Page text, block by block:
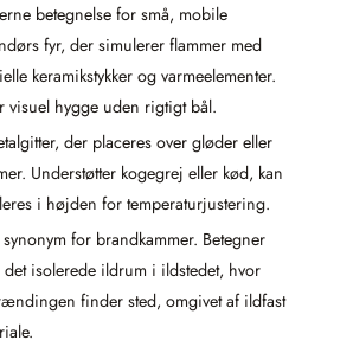
betegnelse for små, mobile
fyr, der simulerer flammer med
keramikstykker og varmeelementer.
visuel hygge uden rigtigt bål.
der placeres over gløder eller
Understøtter kogegrej eller kød, kan
i højden for temperaturjustering.
for brandkammer. Betegner
det isolerede ildrum i ildstedet, hvor
finder sted, omgivet af ildfast